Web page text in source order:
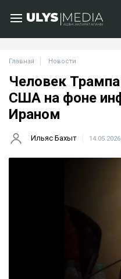
Главная Новости
Человек
США на фоне
Ираном
Ильяс Бахыт